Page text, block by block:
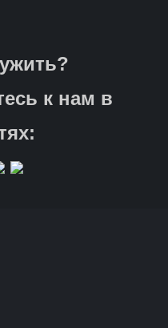
к нам в